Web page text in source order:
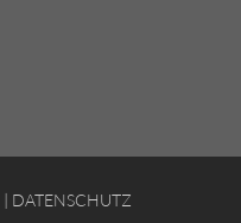
| DATENSCHUTZ